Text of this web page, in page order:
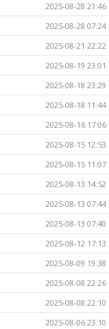
2025-08-28 21:46
2025-08-28 07:24
2025-08-21 22:22
2025-08-19 23:01
2025-08-18 23:29
2025-08-18 11:44
2025-08-16 17:06
2025-08-15 12:53
2025-08-15 11:07
2025-08-13 14:52
2025-08-13 07:44
2025-08-13 07:40
2025-08-12 17:13
2025-08-09 19:38
2025-08-08 22:26
2025-08-08 22:10
2025-08-06 23:10